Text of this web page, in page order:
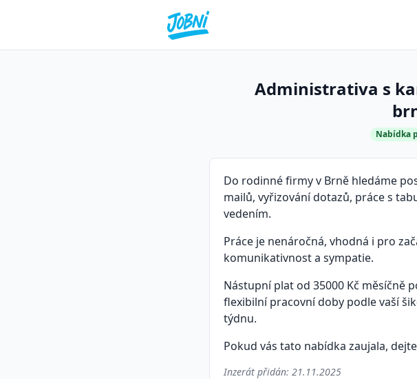
Administrativa s
Nabídka
Do rodinné firmy v Brně hledáme
mailů, vyřizování dotazů, práce s
vedením.
Práce je nenáročná, vhodná i pro
komunikativnost a sympatie.
Nástupní plat od 35000 Kč měsíčně
flexibilní pracovní doby podle vaší
týdnu.
Pokud vás tato nabídka zaujala,
Inzerát přidán: 21.11.2025